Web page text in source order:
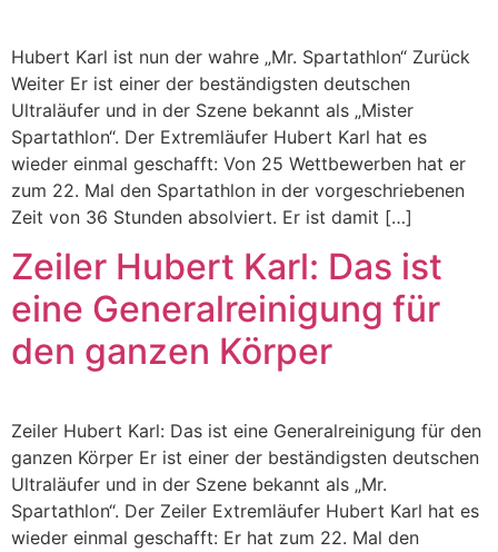
Hubert Karl ist nun der wahre „Mr. Spartathlon“ Zurück
Weiter Er ist einer der beständigsten deutschen
Ultraläufer und in der Szene bekannt als „Mister
Spartathlon“. Der Extremläufer Hubert Karl hat es
wieder einmal geschafft: Von 25 Wettbewerben hat er
zum 22. Mal den Spartathlon in der vorgeschriebenen
Zeit von 36 Stunden absolviert. Er ist damit […]
Zeiler Hubert Karl: Das ist
eine Generalreinigung für
den ganzen Körper
Zeiler Hubert Karl: Das ist eine Generalreinigung für den
ganzen Körper Er ist einer der beständigsten deutschen
Ultraläufer und in der Szene bekannt als „Mr.
Spartathlon“. Der Zeiler Extremläufer Hubert Karl hat es
wieder einmal geschafft: Er hat zum 22. Mal den